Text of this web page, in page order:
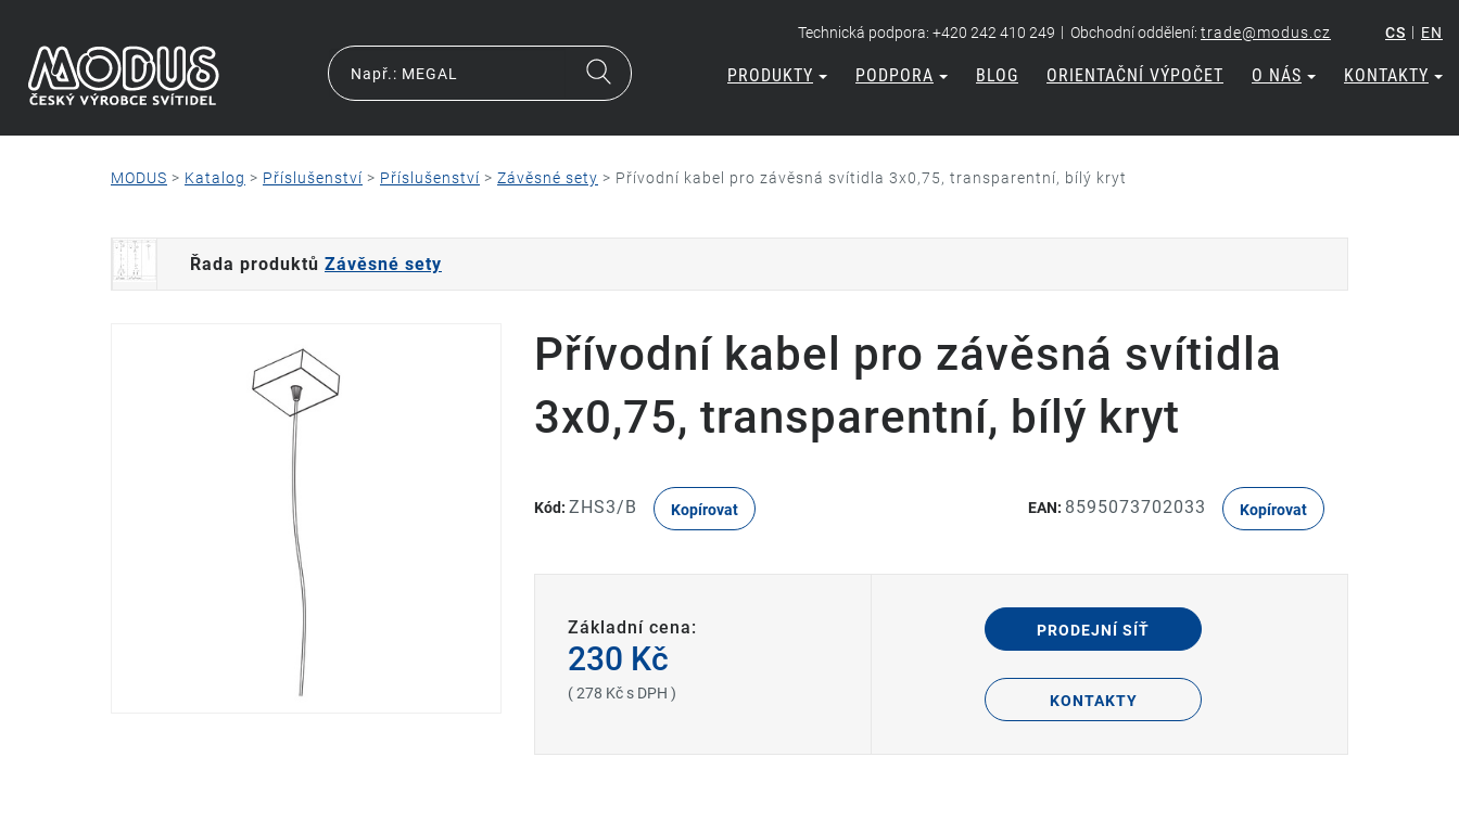
Technická podpora: +420 242 410 249 | Obchodní oddělení: trade@modus.cz CS | EN
PRODUKTY PODPORA BLOG ORIENTAČNÍ VÝPOČET O NÁS KONTAKTY
MODUS > Katalog > Příslušenství > Příslušenství > Závěsné sety > Přívodní kabel pro závěsná svítidla 3x0,75, transparentní, bílý kryt
Řada produktů Závěsné sety
Přívodní kabel pro závěsná svítidla
3x0,75, transparentní, bílý kryt
Kód: ZHS3/B Kopírovat EAN: 8595073702033 Kopírovat
Základní cena:
230 Kč
( 278 Kč s DPH )
PRODEJNÍ SÍŤ
KONTAKTY